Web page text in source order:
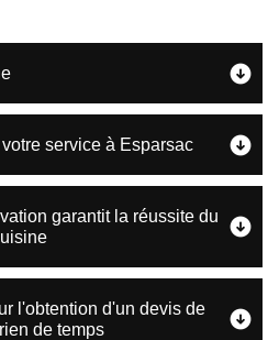
service à Esparsac
garantit la réussite du
l'obtention d'un devis de
de temps